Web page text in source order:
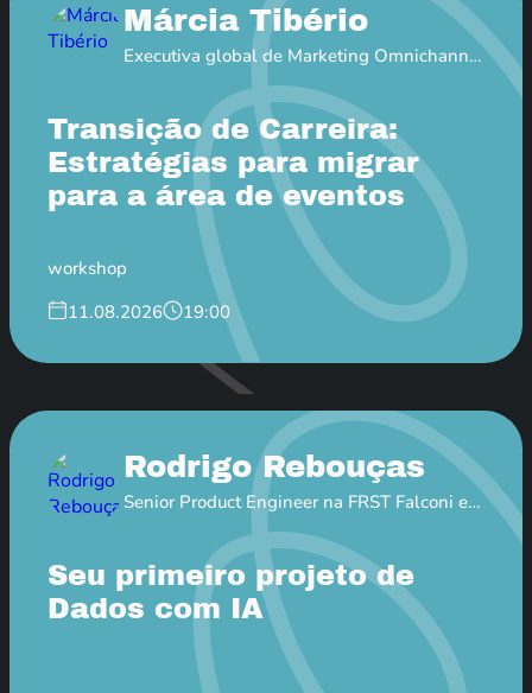
Márcia Tibério
Executiva global de Marketing Omnichannel
Transição de Carreira:
Estratégias para migrar
para a área de eventos
workshop
11.08.2026
19:00
Rodrigo Rebouças
Senior Product Engineer na FRST Falconi e
Seu primeiro projeto de
Dados com IA